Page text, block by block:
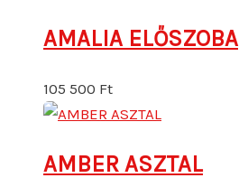
AMALIA ELŐSZOBA
105 500 Ft
AMBER ASZTAL